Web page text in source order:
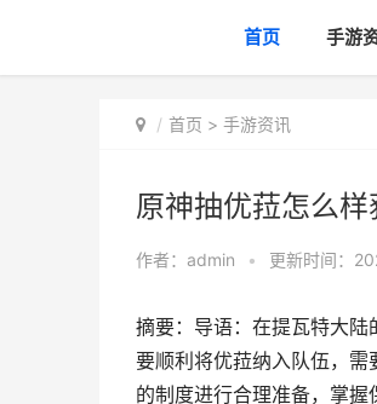
首页 手游
首页 > 手游资讯
原神抽优菈怎么样
作者： admin • 更新时间：
摘要：导语：在提瓦特大
要顺利将优菈纳入队伍，
的制度进行合理准备，掌